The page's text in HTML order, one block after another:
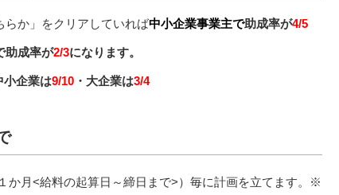
らか」をクリアしていれば中小企業事業主で助成率が4/5
助成率が2/3になります。
小企業は9/10 ・大企業は3/4
か月<給料の起算日～締日まで>）毎に計画を立てます。※